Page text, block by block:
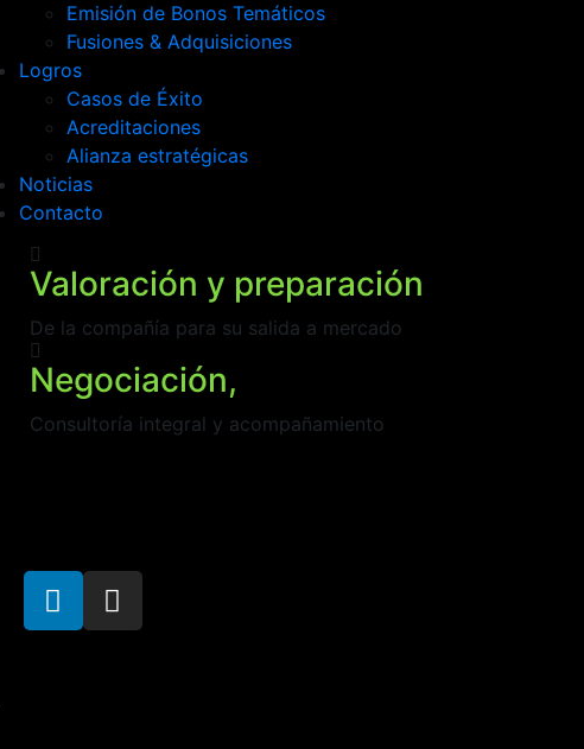
Emisión de Bonos Temáticos
Fusiones & Adquisiciones
Logros
Casos de Éxito
Acreditaciones
Alianza estratégicas
Noticias
Contacto
Valoración y preparación
De la compañía para su salida a mercado
Negociación,
Consultoría integral y acompañamiento